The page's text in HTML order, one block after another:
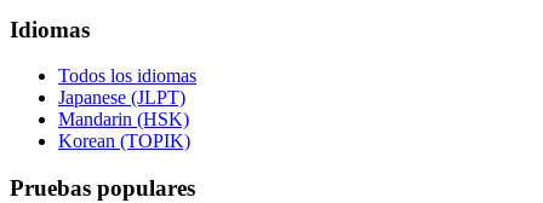
Idiomas
Todos los idiomas
Japanese (JLPT)
Mandarin (HSK)
Korean (TOPIK)
Pruebas populares